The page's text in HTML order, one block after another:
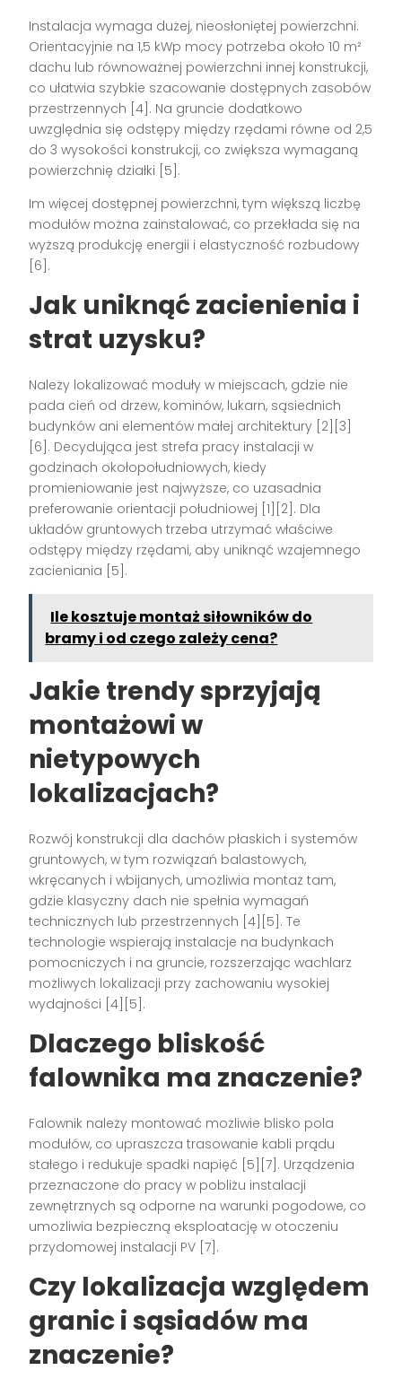
Instalacja wymaga dużej, nieosłoniętej powierzchni.
Orientacyjnie na 1,5 kWp mocy potrzeba około 10 m²
dachu lub równoważnej powierzchni innej konstrukcji,
co ułatwia szybkie szacowanie dostępnych zasobów
przestrzennych [4]. Na gruncie dodatkowo
uwzględnia się odstępy między rzędami równe od 2,5
do 3 wysokości konstrukcji, co zwiększa wymaganą
powierzchnię działki [5].
Im więcej dostępnej powierzchni, tym większą liczbę
modułów można zainstalować, co przekłada się na
wyższą produkcję energii i elastyczność rozbudowy
[6].
Jak uniknąć zacienienia i
strat uzysku?
Należy lokalizować moduły w miejscach, gdzie nie
pada cień od drzew, kominów, lukarn, sąsiednich
budynków ani elementów małej architektury [2][3]
[6]. Decydująca jest strefa pracy instalacji w
godzinach okołopołudniowych, kiedy
promieniowanie jest najwyższe, co uzasadnia
preferowanie orientacji południowej [1][2]. Dla
układów gruntowych trzeba utrzymać właściwe
odstępy między rzędami, aby uniknąć wzajemnego
zacieniania [5].
Ile kosztuje montaż siłowników do
bramy i od czego zależy cena?
Jakie trendy sprzyjają
montażowi w
nietypowych
lokalizacjach?
Rozwój konstrukcji dla dachów płaskich i systemów
gruntowych, w tym rozwiązań balastowych,
wkręcanych i wbijanych, umożliwia montaż tam,
gdzie klasyczny dach nie spełnia wymagań
technicznych lub przestrzennych [4][5]. Te
technologie wspierają instalacje na budynkach
pomocniczych i na gruncie, rozszerzając wachlarz
możliwych lokalizacji przy zachowaniu wysokiej
wydajności [4][5].
Dlaczego bliskość
falownika ma znaczenie?
Falownik należy montować możliwie blisko pola
modułów, co upraszcza trasowanie kabli prądu
stałego i redukuje spadki napięć [5][7]. Urządzenia
przeznaczone do pracy w pobliżu instalacji
zewnętrznych są odporne na warunki pogodowe, co
umożliwia bezpieczną eksploatację w otoczeniu
przydomowej instalacji PV [7].
Czy lokalizacja względem
granic i sąsiadów ma
znaczenie?